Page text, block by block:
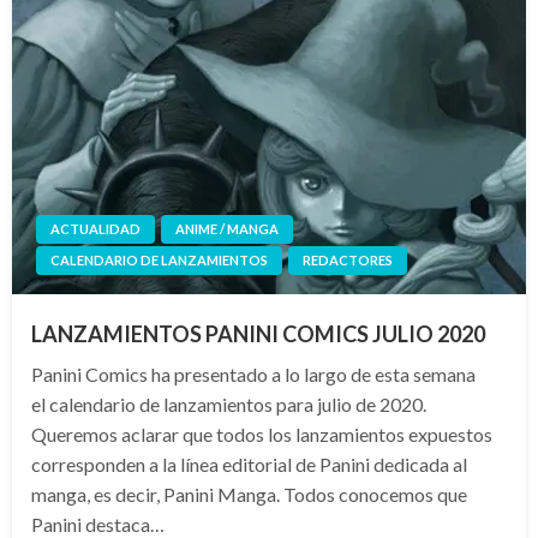
ACTUALIDAD
ANIME / MANGA
CALENDARIO DE LANZAMIENTOS
REDACTORES
LANZAMIENTOS PANINI COMICS JULIO 2020
Panini Comics ha presentado a lo largo de esta semana
el calendario de lanzamientos para julio de 2020.
Queremos aclarar que todos los lanzamientos expuestos
corresponden a la línea editorial de Panini dedicada al
manga, es decir, Panini Manga. Todos conocemos que
Panini destaca…